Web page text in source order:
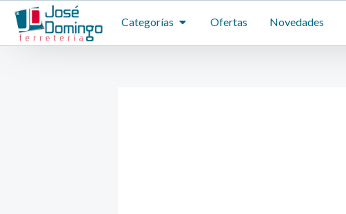
contenido
Categorías ABRIR CATEGORÍAS
Ofertas Novedades